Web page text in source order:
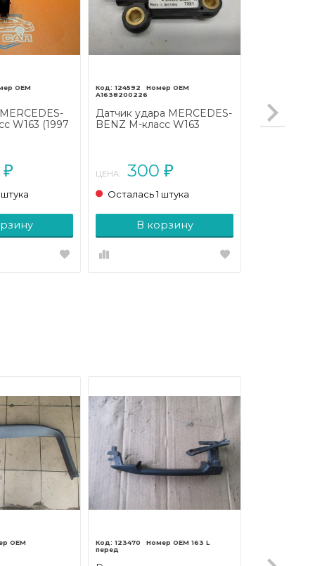
W163 (1997
₽
124592
A1638200226
Датчик удара MERCEDES-
BENZ M-класс W163
ЦЕНА: 300 ₽
Осталась 1 штука
В корзину
123470
163 L
перед